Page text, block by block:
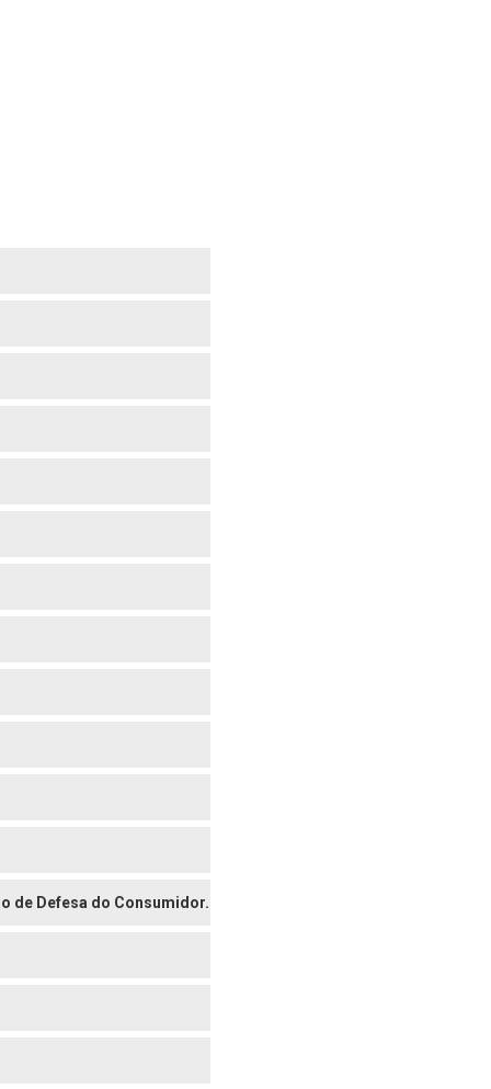
de Defesa do Consumidor.